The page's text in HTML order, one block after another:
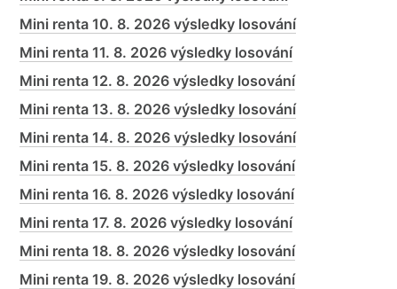
Mini renta 10. 8. 2026 výsledky losování
Mini renta 11. 8. 2026 výsledky losování
Mini renta 12. 8. 2026 výsledky losování
Mini renta 13. 8. 2026 výsledky losování
Mini renta 14. 8. 2026 výsledky losování
Mini renta 15. 8. 2026 výsledky losování
Mini renta 16. 8. 2026 výsledky losování
Mini renta 17. 8. 2026 výsledky losování
Mini renta 18. 8. 2026 výsledky losování
Mini renta 19. 8. 2026 výsledky losování